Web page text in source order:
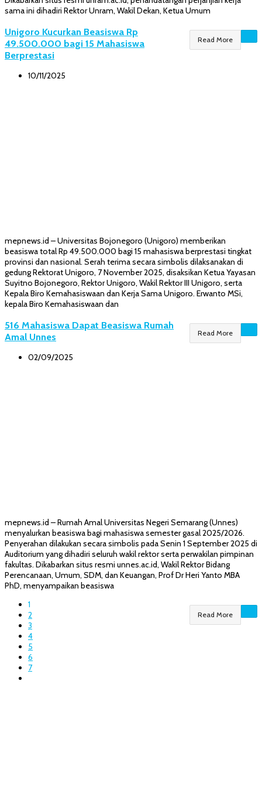
sama ini dihadiri Rektor Unram, Wakil Dekan, Ketua Umum
Read More
Unigoro Kucurkan Beasiswa Rp
49.500.000 bagi 15 Mahasiswa
Berprestasi
10/11/2025
mepnews.id – Universitas Bojonegoro (Unigoro) memberikan
beasiswa total Rp 49.500.000 bagi 15 mahasiswa berprestasi tingkat
provinsi dan nasional. Serah terima secara simbolis dilaksanakan di
gedung Rektorat Unigoro, 7 November 2025, disaksikan Ketua Yayasan
Suyitno Bojonegoro, Rektor Unigoro, Wakil Rektor III Unigoro, serta
Kepala Biro Kemahasiswaan dan Kerja Sama Unigoro. Erwanto MSi,
kepala Biro Kemahasiswaan dan
Read More
516 Mahasiswa Dapat Beasiswa Rumah
Amal Unnes
02/09/2025
mepnews.id – Rumah Amal Universitas Negeri Semarang (Unnes)
menyalurkan beasiswa bagi mahasiswa semester gasal 2025/2026.
Penyerahan dilakukan secara simbolis pada Senin 1 September 2025 di
Auditorium yang dihadiri seluruh wakil rektor serta perwakilan pimpinan
fakultas. Dikabarkan situs resmi unnes.ac.id, Wakil Rektor Bidang
Perencanaan, Umum, SDM, dan Keuangan, Prof Dr Heri Yanto MBA
PhD, menyampaikan beasiswa
Read More
1
2
3
4
5
6
7